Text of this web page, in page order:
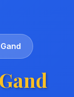
Gand